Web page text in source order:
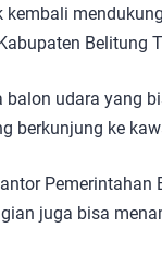
kembali
Belitung
udara yang
berkunjung ke
juga bisa